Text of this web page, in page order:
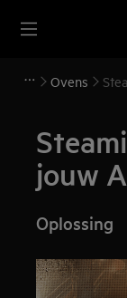
Ovens
jouw
Oplossing